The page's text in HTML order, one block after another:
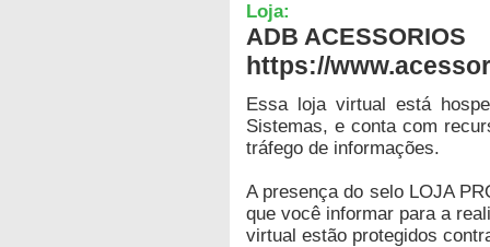
Loja:
ADB ACESSORIOS
https://
Essa loja virtual está
Sistemas, e conta com
tráfego de informações.
A presença do selo LOJA
que você informar para a
virtual estão protegidos